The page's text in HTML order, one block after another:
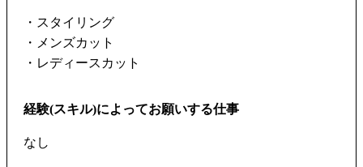
・スタイリング
・メンズカット
・レディースカット
経験(スキル)によってお願いする仕事
なし